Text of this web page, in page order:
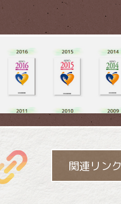
授与 されます。
関連リンク